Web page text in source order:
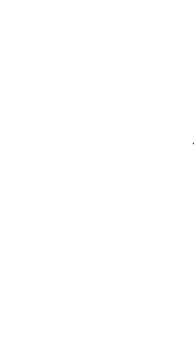
>安城榎前>油渕町]
>安城榎前>油渕町]
>安城榎前>油渕町]
>安城榎前>油渕町]